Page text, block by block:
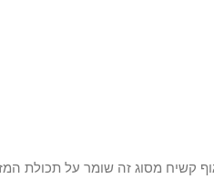
קשיח מסוג זה שומר על תכולת